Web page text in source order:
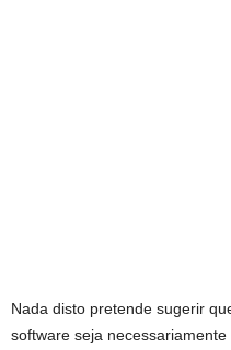
Nada disto pretende sugerir
software seja